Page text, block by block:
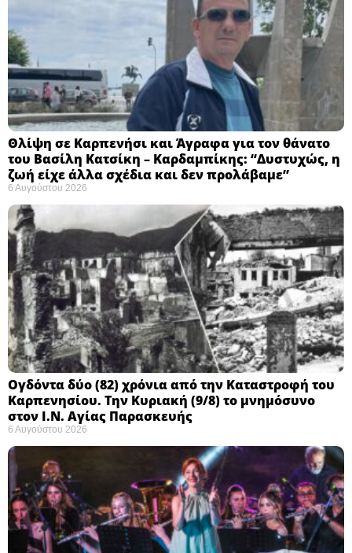
Θλίψη σε Καρπενήσι και Άγραφα για τον θάνατο
του Βασίλη Κατσίκη – Καρδαμπίκης: “Δυστυχώς, η
ζωή είχε άλλα σχέδια και δεν προλάβαμε”
6 Αυγούστου 2026
Ογδόντα δύο (82) χρόνια από την Καταστροφή του
Καρπενησίου. Την Κυριακή (9/8) το μνημόσυνο
στον Ι.Ν. Αγίας Παρασκευής
6 Αυγούστου 2026